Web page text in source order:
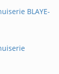
BLAYE-